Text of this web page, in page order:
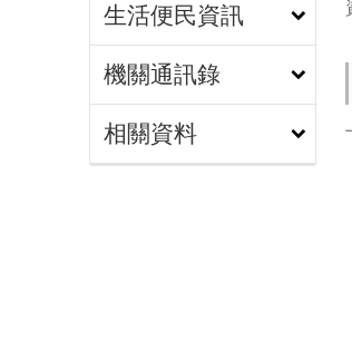
生活便民資訊
機關通訊錄
相關資料